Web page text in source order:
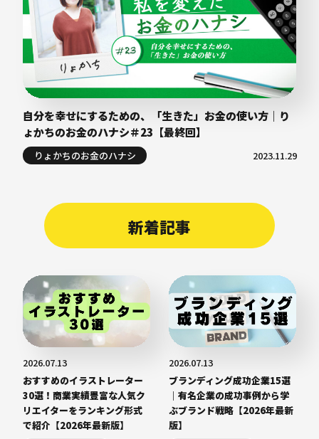
自分を幸せにするための、「生きた」お金の使い方｜り
ょかちのお金のハナシ＃23【最終回】
りょかちのお金のハナシ 2023.11.29
新着記事
2026.07.13
おすすめのイラストレーター
30選！商業実績豊富な人気ク
リエイターをランキング形式
で紹介【2026年最新版】
2026.07.13
ブランディング成功企業15選
｜有名企業の成功事例から学
ぶブランド戦略【2026年最新
版】